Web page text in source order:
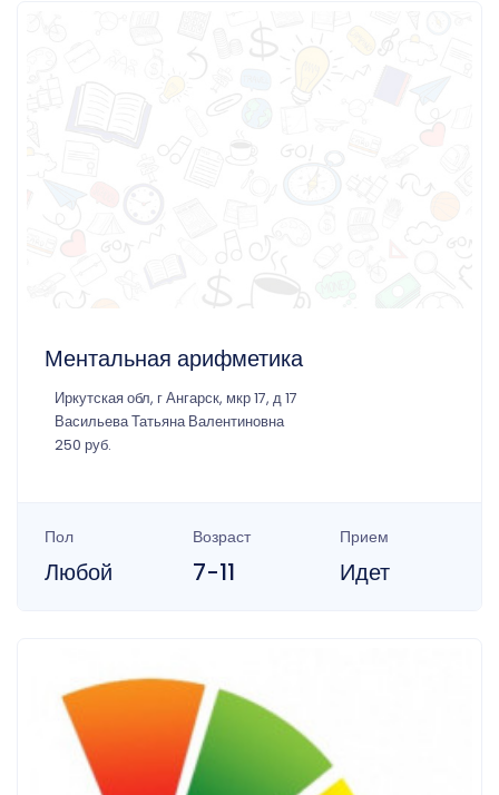
Ментальная арифметика
Иркутская обл, г Ангарск, мкр 17, д 17
Васильева Татьяна Валентиновна
250 руб.
Пол
Любой
Возраст
7-11
Прием
Идет